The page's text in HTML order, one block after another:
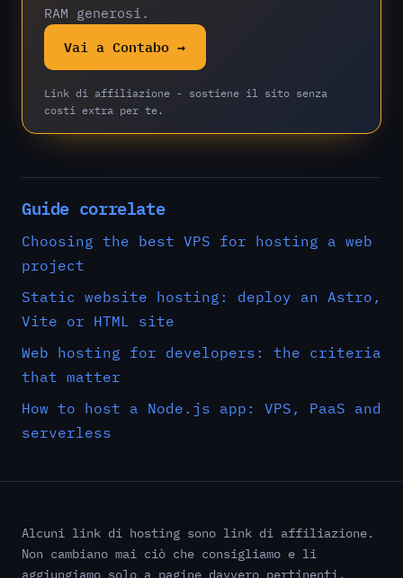
RAM generosi.
Vai a Contabo →
Link di affiliazione - sostiene il sito senza
costi extra per te.
Guide correlate
Choosing the best VPS for hosting a web
project
Static website hosting: deploy an Astro,
Vite or HTML site
Web hosting for developers: the criteria
that matter
How to host a Node.js app: VPS, PaaS and
serverless
Alcuni link di hosting sono link di affiliazione.
Non cambiano mai ciò che consigliamo e li
aggiungiamo solo a pagine davvero pertinenti.